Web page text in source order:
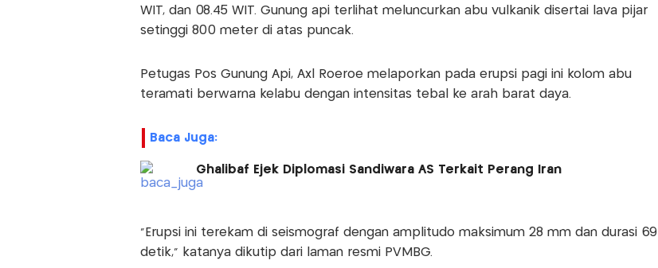
WIT, dan 08.45 WIT. Gunung api terlihat meluncurkan abu vulkanik disertai lava pijar
setinggi 800 meter di atas puncak.
Petugas Pos Gunung Api, Axl Roeroe melaporkan pada erupsi pagi ini kolom abu
teramati berwarna kelabu dengan intensitas tebal ke arah barat daya.
Baca Juga:
Ghalibaf Ejek Diplomasi Sandiwara AS Terkait Perang Iran
"Erupsi ini terekam di seismograf dengan amplitudo maksimum 28 mm dan durasi 69
detik," katanya dikutip dari laman resmi PVMBG.